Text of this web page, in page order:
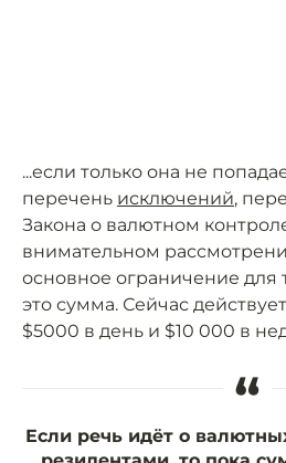
...если только она не
перечень исключений,
Закона о валютном
внимательном
основное ограничение для
это сумма. Сейчас
$5000 в день и $10 000 в
“
Если речь идёт о